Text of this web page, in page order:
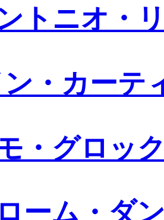
トニオ・
・カーテ
・グロッ
ーム・ダ